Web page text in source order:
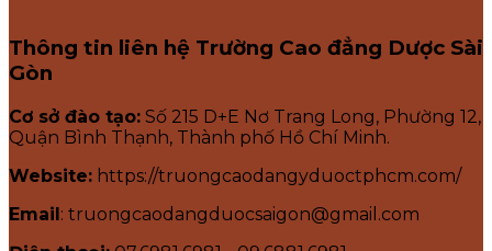
Thông tin liên hệ Trường Cao đẳng Dược Sài
Gòn
Cơ sở đào tạo: Số 215 D+E Nơ Trang Long, Phường 12,
Quận Bình Thạnh, Thành phố Hồ Chí Minh.
Website: https://truongcaodangyduoctphcm.com/
Email: truongcaodangduocsaigon@gmail.com